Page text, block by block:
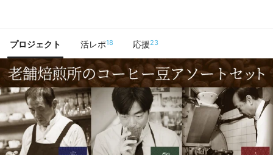
プロジェクト 活レポ18 応援23